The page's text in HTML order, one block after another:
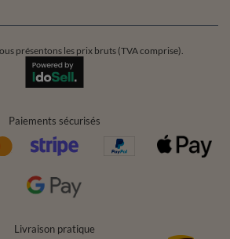
présentons les prix bruts (TVA comprise).
Paiements sécurisés
Livraison pratique